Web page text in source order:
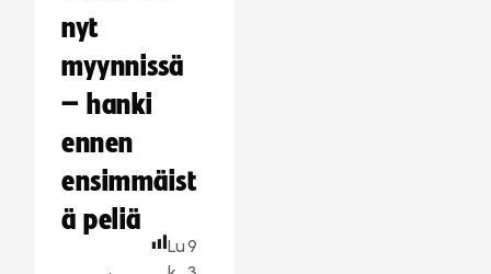
nyt
myynnissä
– hanki
ennen
ensimmäist
ä peliä
Lu9